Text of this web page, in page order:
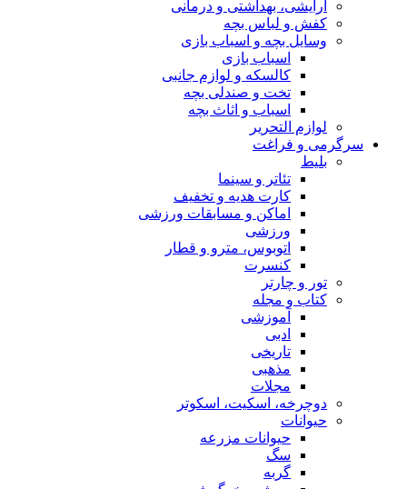
آرایشی، بهداشتی و درمانی
کفش و لباس بچه
وسایل بچه و اسباب بازی
اسباب بازی
کالسکه و لوازم جانبی
تخت و صندلی بچه
اسباب و اثاث بچه
لوازم التحریر
سرگرمی و فراغت
بلیط
تئاتر و سینما
کارت هدیه و تخفیف
اماکن و مسابقات ورزشی
ورزشی
اتوبوس، مترو و قطار
کنسرت
تور و چارتر
کتاب و مجله
آموزشی
ادبی
تاریخی
مذهبی
مجلات
دوچرخه، اسکیت، اسکوتر
حیوانات
حیوانات مزرعه
سگ
گربه